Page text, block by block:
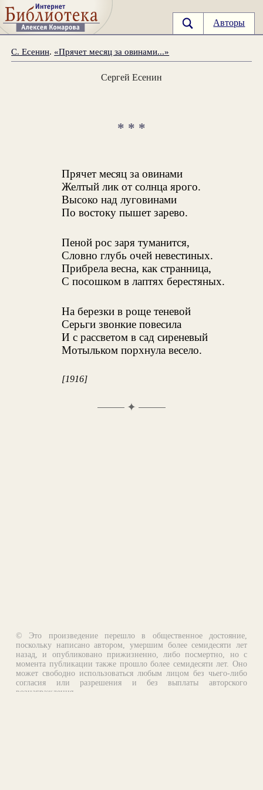
Авторы
С. Есенин. «Прячет месяц за овинами...»
Сергей Есенин
* * *
Прячет месяц за овинами
Желтый лик от солнца ярого.
Высоко над луговинами
По востоку пышет зарево.
Пеной рос заря туманится,
Словно глубь очей невестиных.
Прибрела весна, как странница,
С посошком в лаптях берестяных.
На березки в роще теневой
Серьги звонкие повесила
И с рассветом в сад сиреневый
Мотыльком порхнула весело.
[1916]
✦
© Это произведение перешло в общественное достояние,
поскольку написано автором, умершим более семидесяти лет
назад, и опубликовано прижизненно, либо посмертно, но с
момента публикации также прошло более семидесяти лет. Оно
может свободно использоваться любым лицом без чьего-либо
согласия или разрешения и без выплаты авторского
вознаграждения.